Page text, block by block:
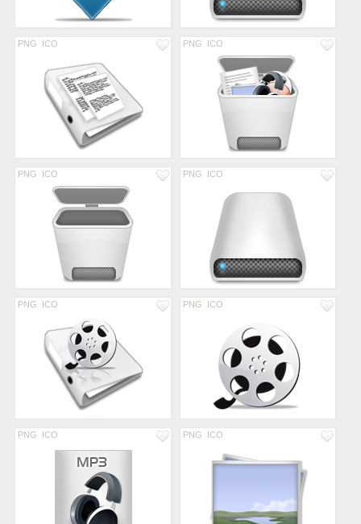
PNG ICO PNG ICO
PNG ICO PNG ICO
PNG ICO PNG ICO
PNG ICO PNG ICO